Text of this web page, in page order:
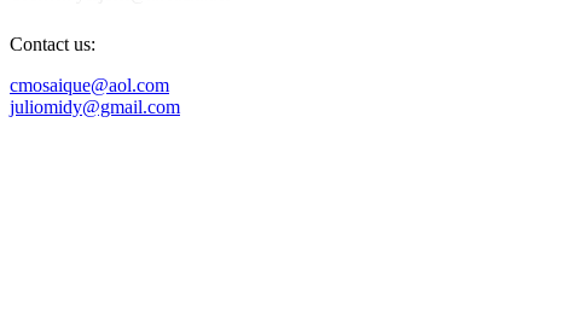
Contact us:
cmosaique@aol.com
juliomidy@gmail.com